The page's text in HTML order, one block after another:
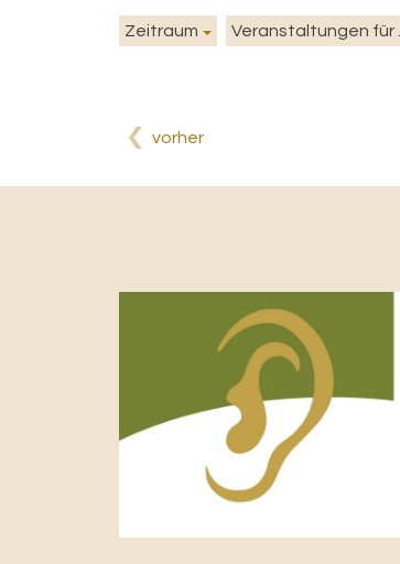
Zeitraum Veranstaltungen für ...
vorher